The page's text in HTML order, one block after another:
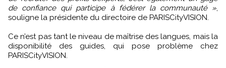
de confiance qui participe à fédérer la communauté »
souligne la présidente du directoire de PARISCityVISION.
Ce n’est pas tant le niveau de maîtrise des langues, mais la
disponibilité des guides, qui pose problème chez
PARISCityVISION.